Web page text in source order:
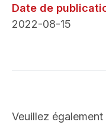
Date de
2022-08-15
Veuillez